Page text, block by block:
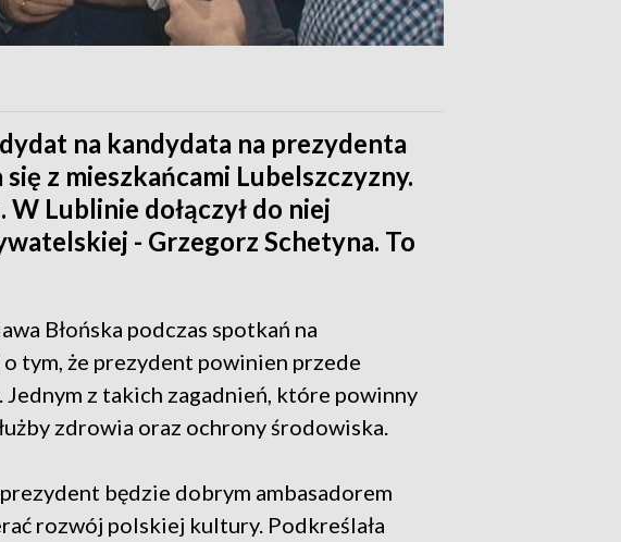
na kandydata na prezydenta
z mieszkańcami Lubelszczyzny.
W Lublinie dołączył do niej
- Grzegorz Schetyna. To
Błońska podczas spotkań na
tym, że prezydent powinien przede
z takich zagadnień, które powinny
zdrowia oraz ochrony środowiska.
będzie dobrym ambasadorem
rozwój polskiej kultury. Podkreślała